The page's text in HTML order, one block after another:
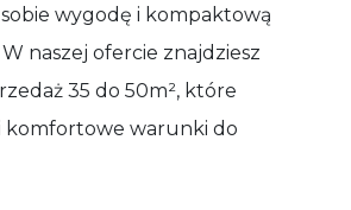
wygodę i kompaktową
naszej ofercie znajdziesz
35 do 50m², które
komfortowe warunki do